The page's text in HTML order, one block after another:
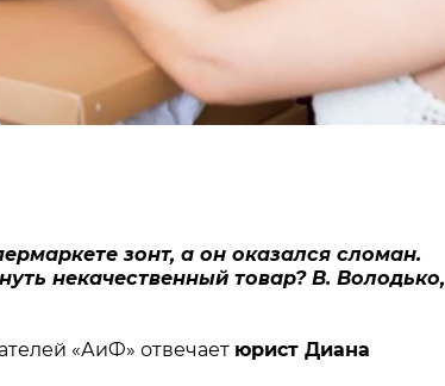
зонт, а он оказался сломан.
некачественный товар? В. Володько,
«АиФ» отвечает юрист Диана